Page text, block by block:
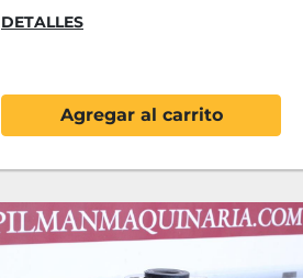
DETALLES
Agregar al carrito